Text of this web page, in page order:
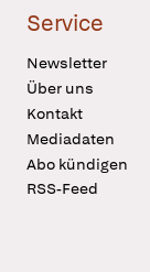
Service
Newsletter
Über uns
Kontakt
Mediadaten
Abo kündigen
RSS-Feed